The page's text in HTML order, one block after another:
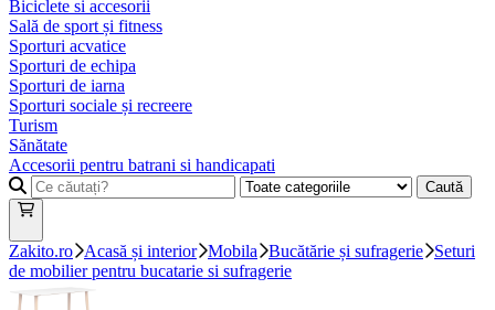
Biciclete si accesorii
Sală de sport și fitness
Sporturi acvatice
Sporturi de echipa
Sporturi de iarna
Sporturi sociale și recreere
Turism
Sănătate
Accesorii pentru batrani si handicapati
Caută
Zakito.ro Acasă și interior Mobila Bucătărie și sufragerie
Seturi
de mobilier pentru bucatarie si sufragerie